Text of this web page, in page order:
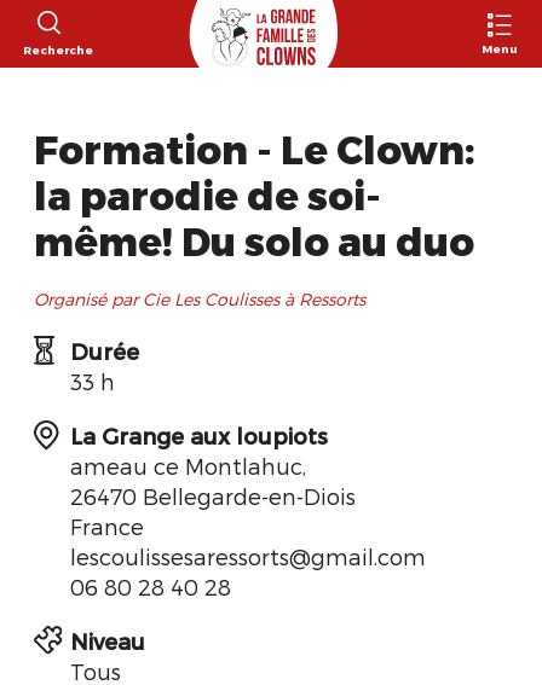
Recherche Menu
Formation - Le Clown:
la parodie de soi-
même! Du solo au duo
Organisé par Cie Les Coulisses à Ressorts
Durée
33 h
La Grange aux loupiots
ameau ce Montlahuc,
26470 Bellegarde-en-Diois
France
lescoulissesaressorts@gmail.com
06 80 28 40 28
Niveau
Tous